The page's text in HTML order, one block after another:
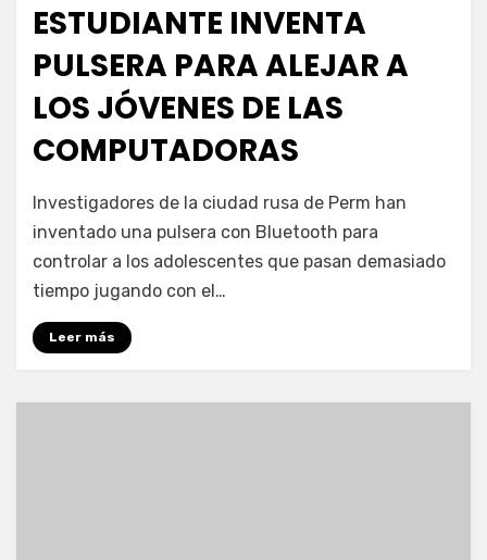
ESTUDIANTE INVENTA
PULSERA PARA ALEJAR A
LOS JÓVENES DE LAS
COMPUTADORAS
porEnrique
Investigadores de la ciudad rusa de Perm han
inventado una pulsera con Bluetooth para
controlar a los adolescentes que pasan demasiado
tiempo jugando con el…
Leer más